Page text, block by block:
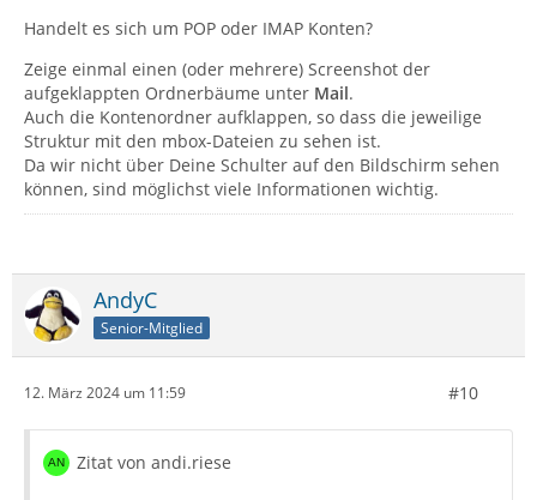
Handelt es sich um POP oder IMAP Konten?
Zeige einmal einen (oder mehrere) Screenshot der
aufgeklappten Ordnerbäume unter Mail.
Auch die Kontenordner aufklappen, so dass die jeweilige
Struktur mit den mbox-Dateien zu sehen ist.
Da wir nicht über Deine Schulter auf den Bildschirm sehen
können, sind möglichst viele Informationen wichtig.
AndyC
Senior-Mitglied
12. März 2024 um 11:59 #10
Zitat von andi.riese